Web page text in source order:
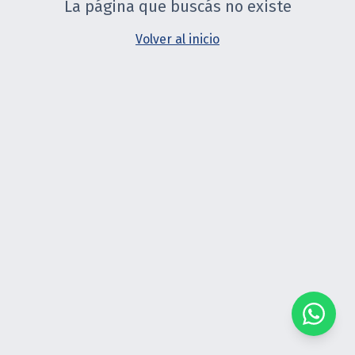
La página que buscás no existe
Volver al inicio